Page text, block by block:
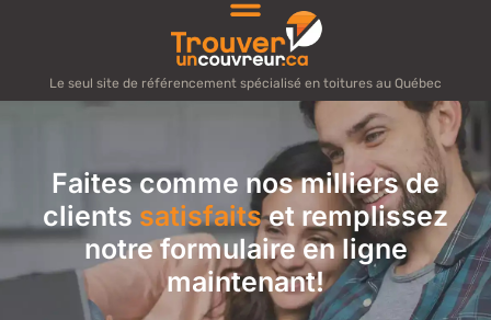
Le seul site de référencement spécialisé en toitures au Québec
Faites comme nos milliers de
clients satisfaitset remplissez
notre formulaire en ligne
maintenant!